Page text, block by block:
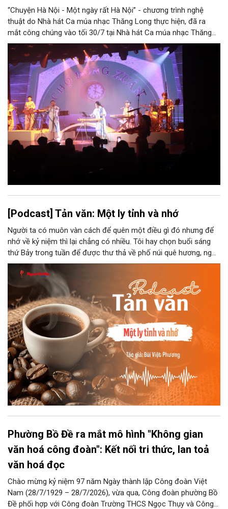
“Chuyện Hà Nội - Một ngày rất Hà Nội” - chương trình nghệ
thuật do Nhà hát Ca múa nhạc Thăng Long thực hiện, đã ra
mắt công chúng vào tối 30/7 tại Nhà hát Ca múa nhạc Thăng
Long (số 31 - 33 phố Lương Văn Can, phường Hoàn Kiếm).
[Podcast] Tản văn: Một ly tỉnh và nhớ
Người ta có muôn vàn cách để quên một điều gì đó nhưng để
nhớ về kỷ niệm thì lại chẳng có nhiều. Tôi hay chọn buổi sáng
thứ Bảy trong tuần để được thư thả về phố núi quê hương, ngồi
đợi giọt đắng của đất đai, mưa nắng điểm từng nhịp xuống
chiếc ly sứ như đợi thời gian mở cánh cửa diệu kì của mình.
Phường Bồ Đề ra mắt mô hình "Không gian
văn hoá công đoàn": Kết nối tri thức, lan toả
văn hoá đọc
Chào mừng kỷ niệm 97 năm Ngày thành lập Công đoàn Việt
Nam (28/7/1929 – 28/7/2026), vừa qua, Công đoàn phường Bồ
Đề phối hợp với Công đoàn Trường THCS Ngọc Thụy và Công